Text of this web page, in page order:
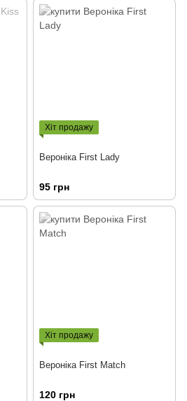
Хіт продажу
Вероніка First Lady
95 грн
Хіт продажу
Вероніка First Match
120 грн